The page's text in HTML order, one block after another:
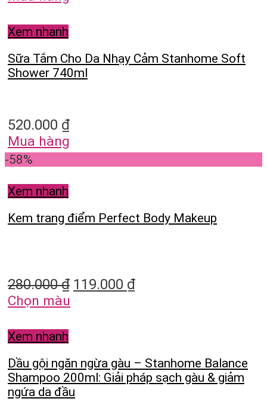
Xem nhanh
Sữa Tắm Cho Da Nhạy Cảm Stanhome Soft
Shower 740ml
520.000 ₫
Mua hàng
-58%
Xem nhanh
Kem trang điểm Perfect Body Makeup
280.000₫ 119.000 ₫
Chọn màu
Xem nhanh
Dầu gội ngăn ngừa gàu – Stanhome Balance
Shampoo 200ml: Giải pháp sạch gàu & giảm
ngứa da đầu